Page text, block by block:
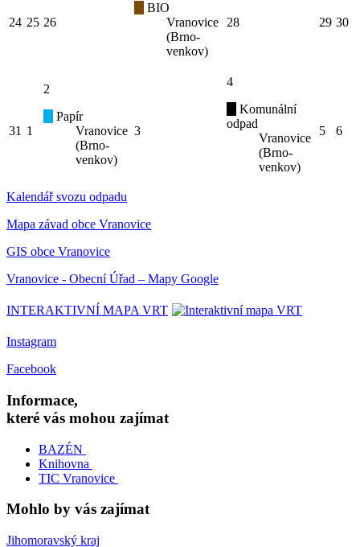
24 25 26
BIO
Vranovice
(Brno-
venkov)
28 29 30
31 1
2
Papír
Vranovice
(Brno-
venkov)
3
4
Komunální
odpad
Vranovice
(Brno-
venkov)
5 6
Kalendář svozu odpadu
Mapa závad obce Vranovice
GIS obce Vranovice
Vranovice - Obecní Úřad – Mapy Google
INTERAKTIVNÍ MAPA VRT
Instagram
Facebook
Informace,
které vás mohou zajímat
BAZÉN
Knihovna
TIC Vranovice
Mohlo by vás zajímat
Jihomoravský kraj